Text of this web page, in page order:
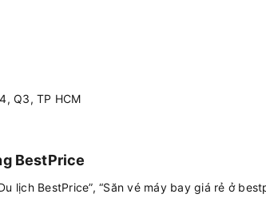
Q3, TP HCM
BestPrice
lịch BestPrice”, “Săn vé máy bay giá rẻ ở